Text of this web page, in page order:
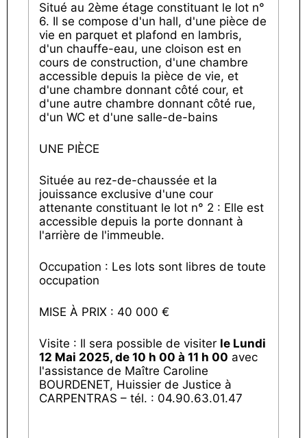
Situé au 2ème étage constituant le lot n°
6. Il se compose d'un hall, d'une pièce de
vie en parquet et plafond en lambris,
d'un chauffe-eau, une cloison est en
cours de construction, d'une chambre
accessible depuis la pièce de vie, et
d'une chambre donnant côté cour, et
d'une autre chambre donnant côté rue,
d'un WC et d'une salle-de-bains
UNE PIÈCE
Située au rez-de-chaussée et la
jouissance exclusive d'une cour
attenante constituant le lot n° 2 : Elle est
accessible depuis la porte donnant à
l'arrière de l'immeuble.
Occupation : Les lots sont libres de toute
occupation
MISE À PRIX : 40 000 €
Visite : Il sera possible de visiter le Lundi
12 Mai 2025, de 10 h 00 à 11 h 00 avec
l'assistance de Maître Caroline
BOURDENET, Huissier de Justice à
CARPENTRAS – tél. : 04.90.63.01.47